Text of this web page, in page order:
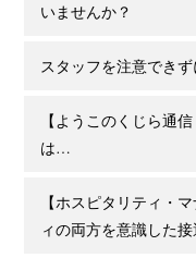
いませんか？
スタッフを注意でき
【ようこのくじら通
は…
【ホスピタリティ・
ィの両方を意識した